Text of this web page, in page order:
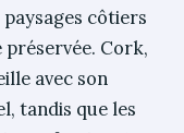
côtiers
Cork,
avec son
tandis que les